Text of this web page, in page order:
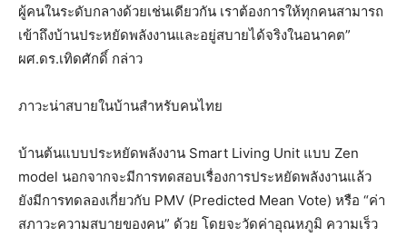
ผู้คนในระดับกลางด้วยเช่นเดียวกัน เราต้องการให้ทุกคนสามารถ
เข้าถึงบ้านประหยัดพลังงานและอยู่สบายได้จริงในอนาคต”
ผศ.ดร.เทิดศักดิ์ กล่าว
ภาวะน่าสบายในบ้านสำหรับคนไทย
บ้านต้นแบบประหยัดพลังงาน Smart Living Unit แบบ Zen
model นอกจากจะมีการทดสอบเรื่องการประหยัดพลังงานแล้ว
ยังมีการทดลองเกี่ยวกับ PMV (Predicted Mean Vote) หรือ “ค่า
สภาวะความสบายของคน” ด้วย โดยจะวัดค่าอุณหภูมิ ความเร็ว